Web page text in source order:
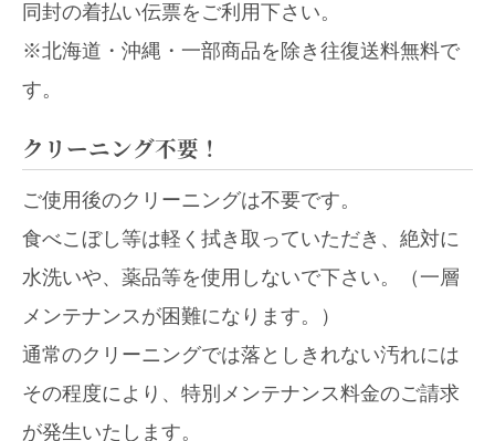
同封の着払い伝票をご利用下さい。
※北海道・沖縄・一部商品を除き往復送料無料で
す。
クリーニング不要！
ご使用後のクリーニングは不要です。
食べこぼし等は軽く拭き取っていただき、絶対に
水洗いや、薬品等を使用しないで下さい。（一層
メンテナンスが困難になります。）
通常のクリーニングでは落としきれない汚れには
その程度により、特別メンテナンス料金のご請求
が発生いたします。